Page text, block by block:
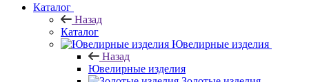
Каталог
Назад
Каталог
Ювелирные изделия
Назад
Ювелирные изделия